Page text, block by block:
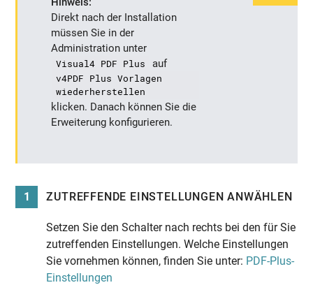
Direkt nach der Installation
müssen Sie in der
Administration unter
Visual4 PDF Plus
auf
v4PDF Plus Vorlagen
wiederherstellen
klicken. Danach können Sie die
Erweiterung konfigurieren.
1 ZUTREFFENDE EINSTELLUNGEN ANWÄHLEN
Setzen Sie den Schalter nach rechts bei den für Sie
zutreffenden Einstellungen. Welche Einstellungen
Sie vornehmen können, finden Sie unter: PDF-Plus-
Einstellungen